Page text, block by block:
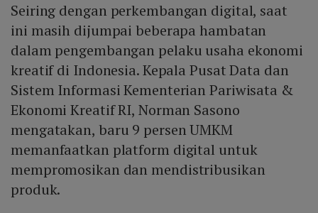
Seiring dengan perkembangan digital, saat
ini masih dijumpai beberapa hambatan
dalam pengembangan pelaku usaha ekonomi
kreatif di Indonesia. Kepala Pusat Data dan
Sistem Informasi Kementerian Pariwisata &
Ekonomi Kreatif RI, Norman Sasono
mengatakan, baru 9 persen UMKM
memanfaatkan platform digital untuk
mempromosikan dan mendistribusikan
produk.